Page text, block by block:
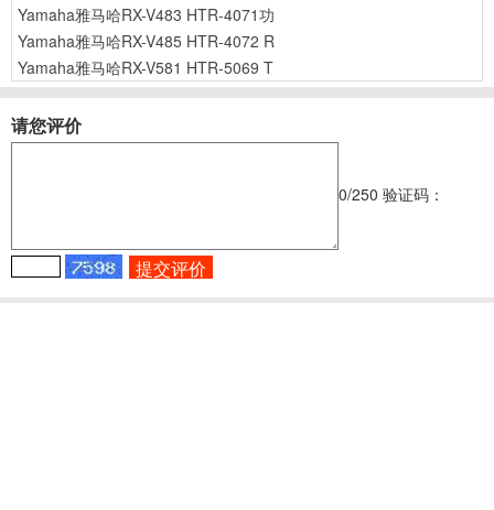
Yamaha雅马哈RX-V483 HTR-4071功
Yamaha雅马哈RX-V485 HTR-4072 R
Yamaha雅马哈RX-V581 HTR-5069 T
请您评价
0/250 验证码：